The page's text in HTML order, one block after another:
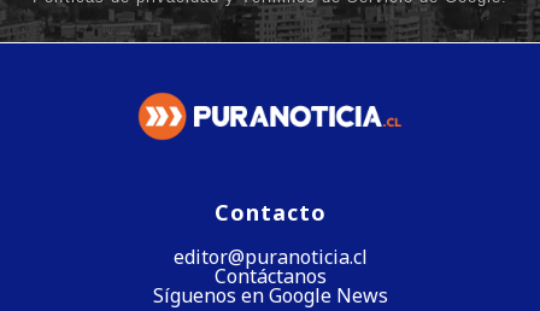
Contacto
editor@puranoticia.cl
Contáctanos
Síguenos en Google News